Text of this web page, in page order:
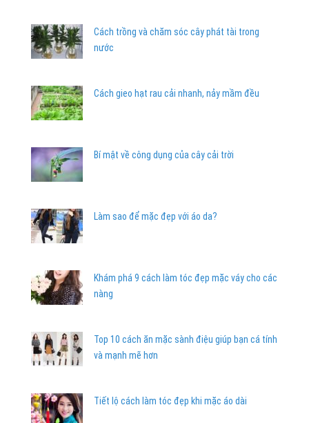
Cách trồng và chăm sóc cây phát tài trong
nước
Cách gieo hạt rau cải nhanh, nảy mầm đều
Bí mật về công dụng của cây cải trời
Làm sao để mặc đẹp với áo da?
Khám phá 9 cách làm tóc đẹp mặc váy cho các
nàng
Top 10 cách ăn mặc sành điệu giúp bạn cá tính
và mạnh mẽ hơn
Tiết lộ cách làm tóc đẹp khi mặc áo dài